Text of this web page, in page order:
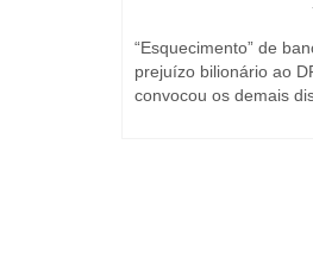
“Esquecimento” de
prejuízo bilionário ao
convocou os demais